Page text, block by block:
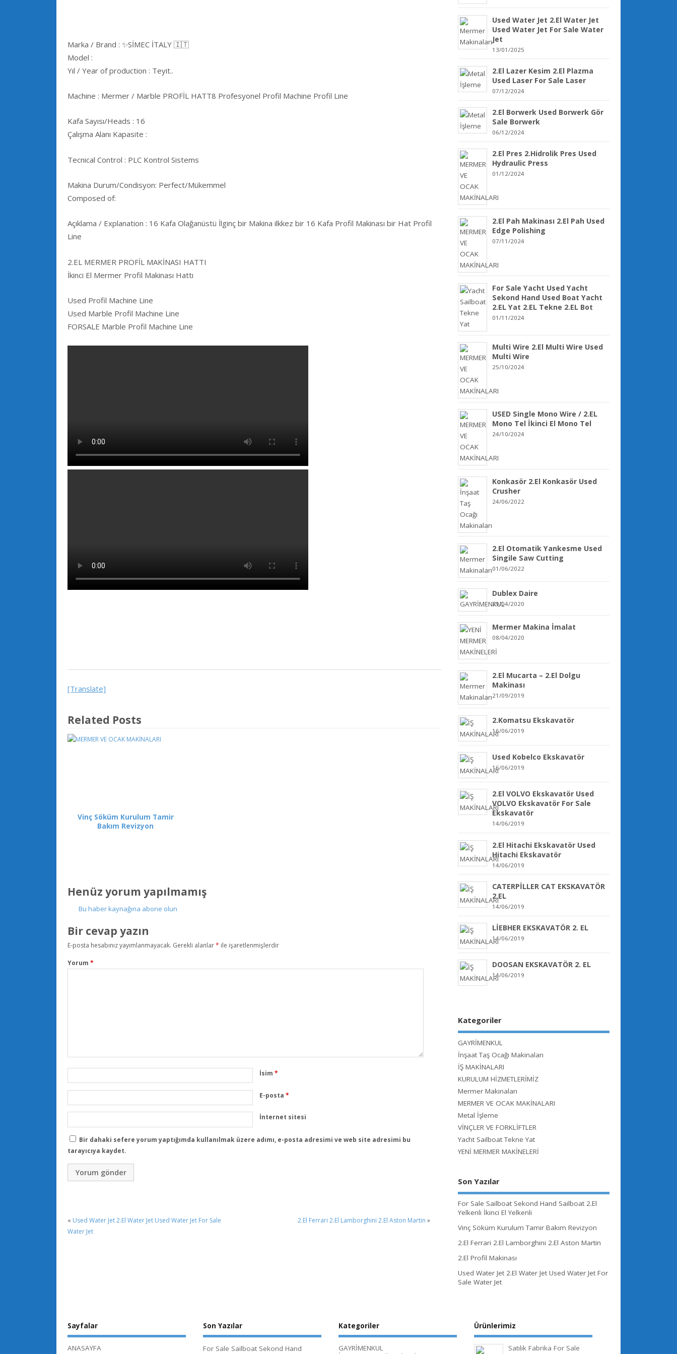
Marka / Brand : ✨SİMEC İTALY 🇮🇹
Model :
Yıl / Year of production : Teyit..
Machine : Mermer / Marble PROFİL HATT8 Profesyonel Profil Machine Profil Line
Kafa Sayısı/Heads : 16
Çalışma Alanı Kapasite :
Tecnical Control : PLC Kontrol Sistems
Makina Durum/Condisyon: Perfect/Mükemmel
Composed of:
Açıklama / Explanation : 16 Kafa Olağanüstü İlginç bir Makina ilkkez bir 16 Kafa Profil Makinası bir Hat Profil
Line
2.EL MERMER PROFİL MAKİNASI HATTI
İkinci El Mermer Profil Makinası Hattı
Used Profil Machine Line
Used Marble Profil Machine Line
FORSALE Marble Profil Machine Line
[Translate]
Related Posts
Vinç Söküm Kurulum Tamir
Bakım Revizyon
Henüz yorum yapılmamış
Bu haber kaynağına abone olun
Bir cevap yazın
E-posta hesabınız yayımlanmayacak. Gerekli alanlar* ile işaretlenmişlerdir
Yorum*
İsim*
E-posta*
İnternet sitesi
Bir dahaki sefere yorum yaptığımda kullanılmak üzere adımı, e-posta adresimi ve web site adresimi bu
tarayıcıya kaydet.
« Used Water Jet 2.El Water Jet Used Water Jet For Sale
Water Jet
2.El Ferrari 2.El Lamborghini 2.El Aston Martin »
Used Water Jet 2.El Water Jet
Used Water Jet For Sale Water
Jet
13/01/2025
2.El Lazer Kesim 2.El Plazma
Used Laser For Sale Laser
07/12/2024
2.El Borwerk Used Borwerk Gör
Sale Borwerk
06/12/2024
2.El Pres 2.Hidrolik Pres Used
Hydraulic Press
01/12/2024
2.El Pah Makinası 2.El Pah Used
Edge Polishing
07/11/2024
For Sale Yacht Used Yacht
Sekond Hand Used Boat Yacht
2.EL Yat 2.EL Tekne 2.EL Bot
01/11/2024
Multi Wire 2.El Multi Wire Used
Multi Wire
25/10/2024
USED Single Mono Wire / 2.EL
Mono Tel İkinci El Mono Tel
24/10/2024
Konkasör 2.El Konkasör Used
Crusher
24/06/2022
2.El Otomatik Yankesme Used
Singile Saw Cutting
01/06/2022
Dublex Daire
29/04/2020
Mermer Makina İmalat
08/04/2020
2.El Mucarta – 2.El Dolgu
Makinası
21/09/2019
2.Komatsu Ekskavatör
16/06/2019
Used Kobelco Ekskavatör
16/06/2019
2.El VOLVO Ekskavatör Used
VOLVO Ekskavatör For Sale
Ekskavatör
14/06/2019
2.El Hitachi Ekskavatör Used
Hitachi Ekskavatör
14/06/2019
CATERPİLLER CAT EKSKAVATÖR
2.EL
14/06/2019
LİEBHER EKSKAVATÖR 2. EL
14/06/2019
DOOSAN EKSKAVATÖR 2. EL
14/06/2019
Kategoriler
GAYRİMENKUL
İnşaat Taş Ocağı Makinaları
İŞ MAKİNALARI
KURULUM HİZMETLERİMİZ
Mermer Makinaları
MERMER VE OCAK MAKİNALARI
Metal İşleme
VİNÇLER VE FORKLİFTLER
Yacht Sailboat Tekne Yat
YENİ MERMER MAKİNELERİ
Son Yazılar
For Sale Sailboat Sekond Hand Sailboat 2.El
Yelkenli İkinci El Yelkenli
Vinç Söküm Kurulum Tamir Bakım Revizyon
2.El Ferrari 2.El Lamborghini 2.El Aston Martin
2.El Profil Makinası
Used Water Jet 2.El Water Jet Used Water Jet For
Sale Water Jet
Sayfalar
ANASAYFA
Son Yazılar
For Sale Sailboat Sekond Hand
Kategoriler
GAYRİMENKUL
Ürünlerimiz
Satılık Fabrika For Sale